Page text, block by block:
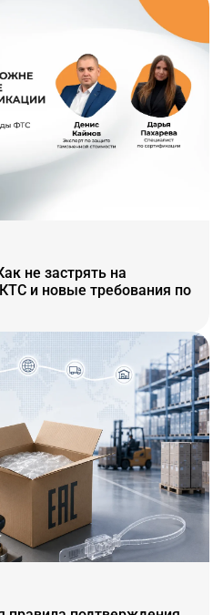
не застрять на
и новые требования по